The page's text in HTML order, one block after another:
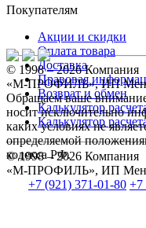
Покупателям
Акции и скидки
Оплата товара
Доставка
Правовая
Возврат и обмен
Калькулятор
Калькулятор
© 1998 – 2026 Компания
«М-ПРОФИЛЬ», ИП
+7 (921) 371-01-80 +7
© 1998 – 2026 Компания
«М-ПРОФИЛЬ», ИП
Обращаем ваше
носит исключительно
каких условиях не
определяемой
кодекса РФ.